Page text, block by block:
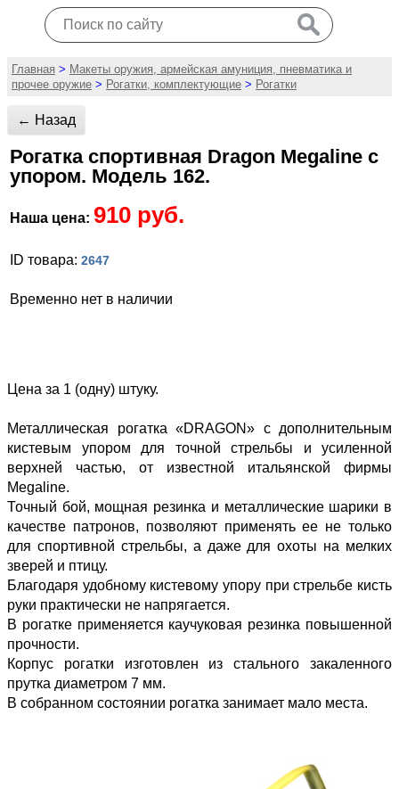
Главная > Макеты оружия, армейская амуниция, пневматика и
прочее оружие > Рогатки, комплектующие > Рогатки
← Назад
Рогатка спортивная Dragon Megaline с
упором. Модель 162.
Наша цена: 910 руб.
ID товара: 2647
Временно нет в наличии
Цена за 1 (одну) штуку.
Металлическая рогатка «DRAGON» с дополнительным
кистевым упором для точной стрельбы и усиленной
верхней частью, от известной итальянской фирмы
Megaline.
Точный бой, мощная резинка и металлические шарики в
качестве патронов, позволяют применять ее не только
для спортивной стрельбы, а даже для охоты на мелких
зверей и птицу.
Благодаря удобному кистевому упору при стрельбе кисть
руки практически не напрягается.
В рогатке применяется каучуковая резинка повышенной
прочности.
Корпус рогатки изготовлен из стального закаленного
прутка диаметром 7 мм.
В собранном состоянии рогатка занимает мало места.